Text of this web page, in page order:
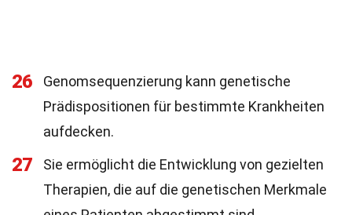
26
Genomsequenzierung kann genetische
Prädispositionen für bestimmte Krankheiten
aufdecken.
27
Sie ermöglicht die Entwicklung von gezielten
Therapien, die auf die genetischen Merkmale